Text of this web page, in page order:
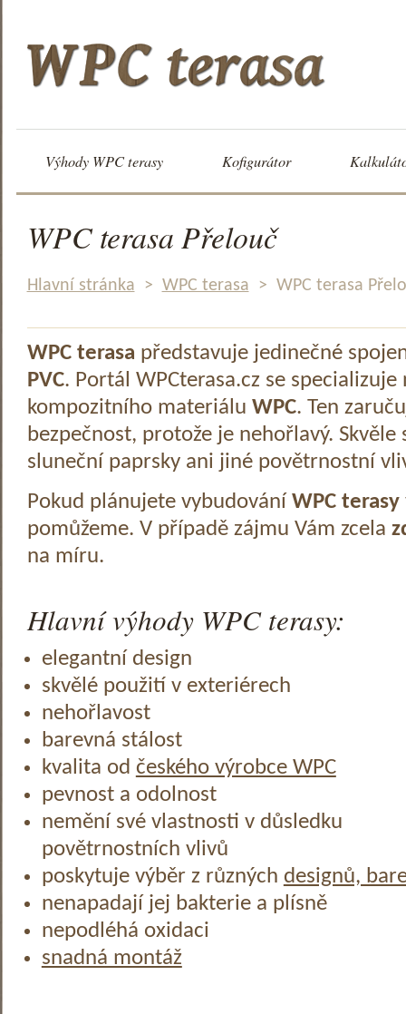
Výhody WPC terasy Kofigurátor
WPC terasa Přelouč
Hlavní stránka > WPC terasa > WPC terasa
WPC terasa představuje jedinečné
PVC. Portál WPCterasa.cz se specializuje
kompozitního materiálu WPC. Ten
bezpečnost, protože je nehořlavý.
sluneční paprsky ani jiné povětrnostní
Pokud plánujete vybudování WPC terasy
pomůžeme. V případě zájmu Vám zcela
na míru.
Hlavní výhody WPC terasy:
elegantní design
skvělé použití v exteriérech
nehořlavost
barevná stálost
kvalita od českého výrobce WPC
pevnost a odolnost
nemění své vlastnosti v důsledku
povětrnostních vlivů
poskytuje výběr z různých designů,
nenapadají jej bakterie a plísně
nepodléhá oxidaci
snadná montáž